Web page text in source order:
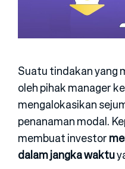
Suatu tindakan yang
oleh pihak manager
mengalokasikan
penanaman modal.
membuat investor
dalam jangka waktu